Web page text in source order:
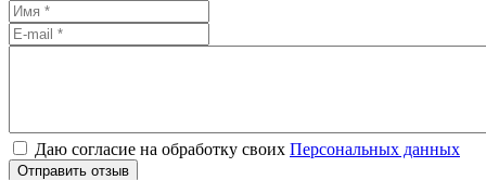
Даю согласие на обработку своих Персональных данных
Отправить отзыв